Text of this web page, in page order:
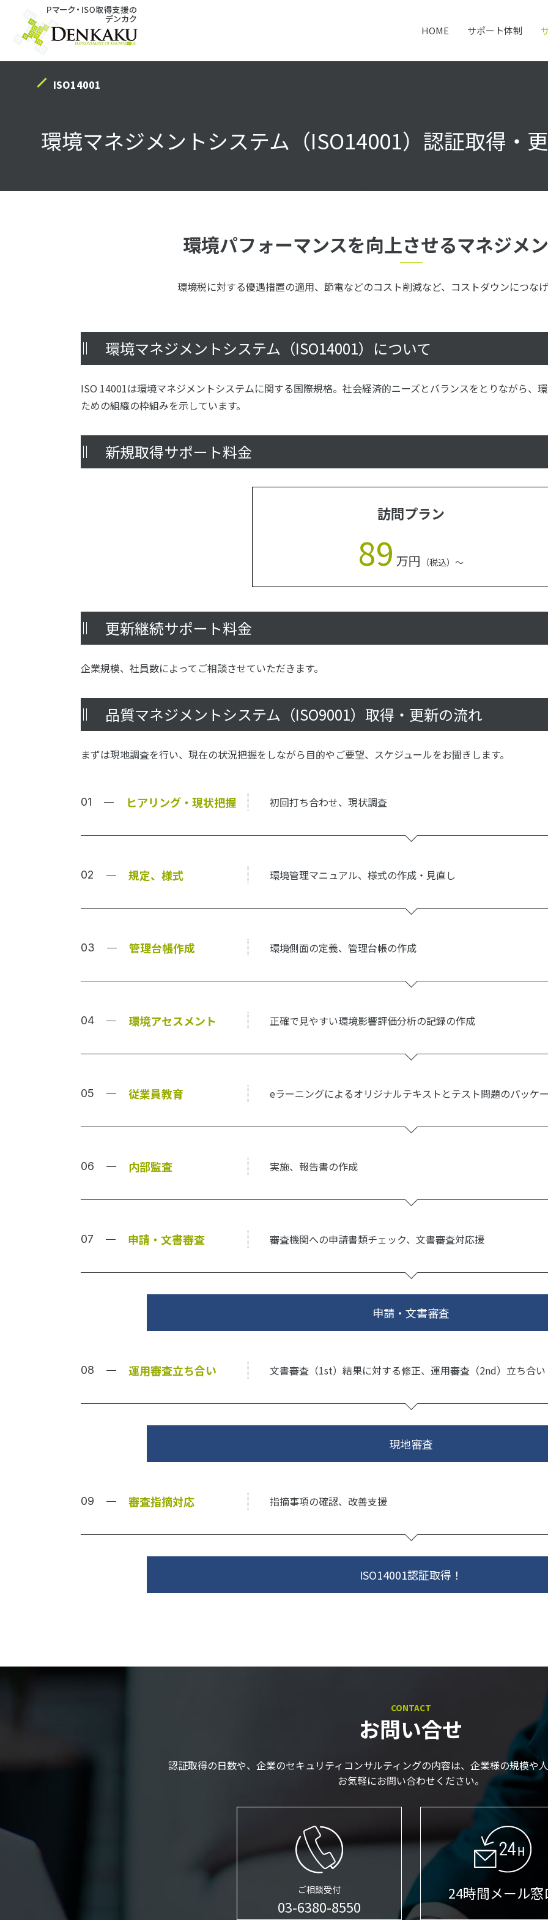
: Undefined array key "HTTP_ACCEPT_LANGUAGE" in
HOME サポート体制
ISO14001
環境マネジメントシステム（ISO14001）認証取得・
環境パフォーマンスを向上させるマネジメ
環境税に対する優遇措置の適用、節電などのコスト削減など、コストダウンにつな
環境マネジメントシステム（ISO14001）について
ISO 14001は環境マネジメントシステムに関する国際規格。社会経済的ニーズとバランスをとりながら、
ための組織の枠組みを示しています。
新規取得サポート料金
訪問プラン
89 万円 （税込）～
更新継続サポート料金
企業規模、社員数によってご相談させていただきます。
品質マネジメントシステム（ISO9001）取得・更新の流れ
まずは現地調査を行い、現在の状況把握をしながら目的やご要望、スケジュールをお聞きします。
ヒアリング・現状把握 初回打ち合わせ、現状調査
規定、様式 環境管理マニュアル、様式の作成・見直し
管理台帳作成 環境側面の定義、管理台帳の作成
環境アセスメント 正確で見やすい環境影響評価分析の記録の作成
従業員教育 eラーニングによるオリジナルテキストとテスト問題のパッケ
内部監査 実施、報告書の作成
申請・文書審査 審査機関への申請書類チェック、文書審査対応援
申請・文書審査
運用審査立ち合い 文書審査（1st）結果に対する修正、運用審査（2nd）立ち合い
現地審査
審査指摘対応 指摘事項の確認、改善支援
ISO14001認証取得！
CONTACT
お問い合せ
認証取得の日数や、企業のセキュリティコンサルティングの内容は、企業様の規模や
お気軽にお問い合わせください。
ご相談受付
03-6380-8550
24時間メール窓